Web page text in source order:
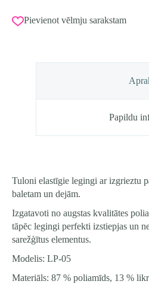
izgriezumu
izmērsPievienot vēlmju sarakstam
Papildu
Tuloni elastīgie legingi ar izgrieztu
baletam un dejām.
Izgatavoti no augstas kvalitātes
tāpēc legingi perfekti izstiepjas un
sarežģītus elementus.
Modelis: LP-05
Materiāls: 87 % poliamīds, 13 %